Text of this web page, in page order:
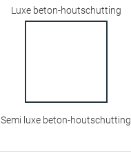
Luxe beton-houtschutting
Semi luxe beton-houtschutting